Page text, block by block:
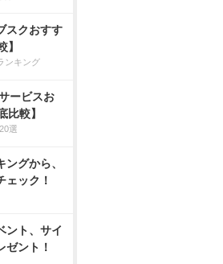
スクおすす
】
ンキング
ービスお
比較】
選
グから、
ェック！
ント、サイ
ゼント！